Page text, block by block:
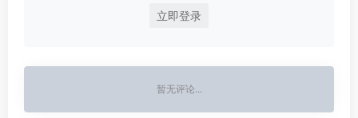
立即登录
暂无评论...